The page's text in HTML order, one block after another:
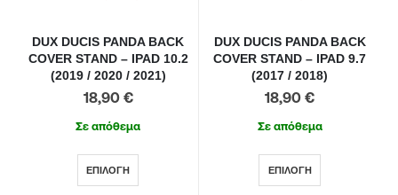
DUX DUCIS PANDA BACK
COVER STAND – IPAD 10.2
(2019 / 2020 / 2021)
18,90 €
Σε απόθεμα
ΕΠΙΛΟΓΉ
DUX DUCIS PANDA BACK
COVER STAND – IPAD 9.7
(2017 / 2018)
18,90 €
Σε απόθεμα
ΕΠΙΛΟΓΉ